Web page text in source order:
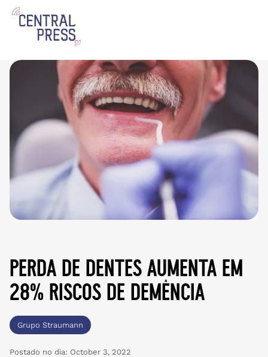
perda de dentes aumenta em
28% riscos de demência
Grupo Straumann
Postado no dia: October 3, 2022